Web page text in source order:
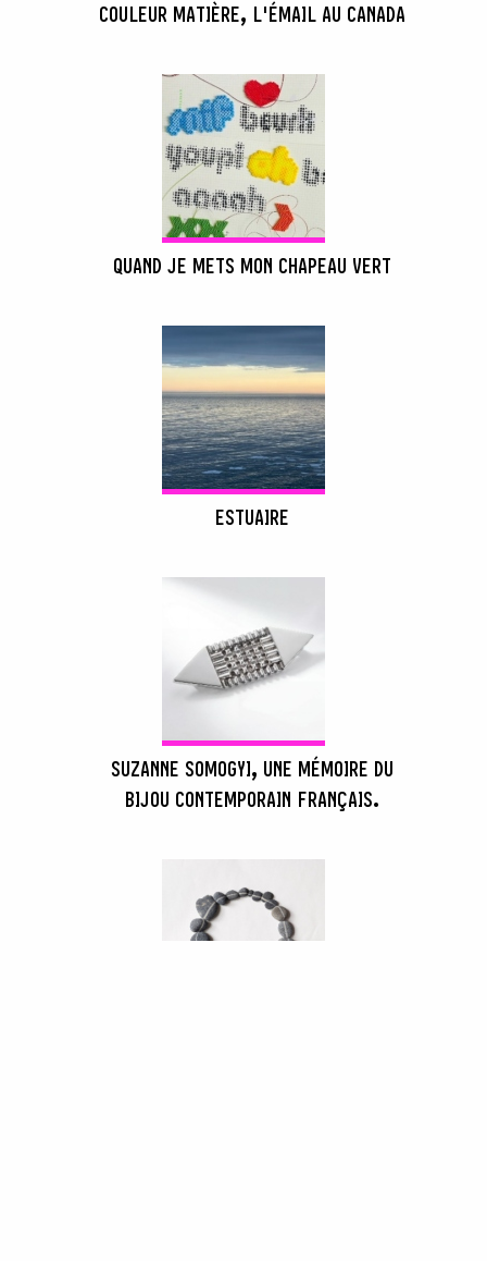
COULEUR MATIÈRE, L'ÉMAIL AU CANADA
QUAND JE METS MON CHAPEAU VERT
ESTUAIRE
SUZANNE SOMOGYI, UNE MÉMOIRE DU
BIJOU CONTEMPORAIN FRANÇAIS.